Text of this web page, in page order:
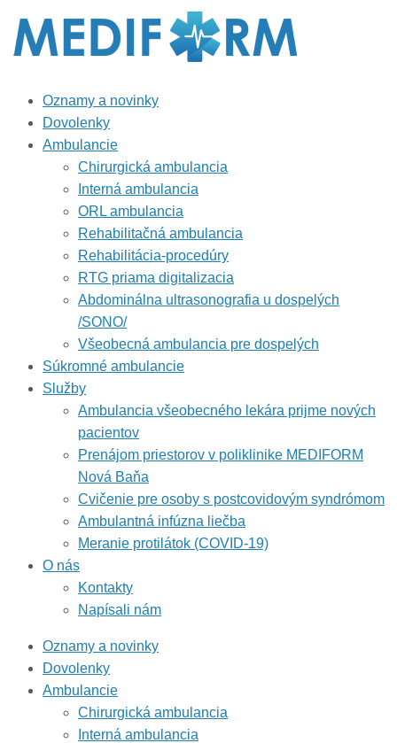
Oznamy a novinky
Dovolenky
Ambulancie
Chirurgická ambulancia
Interná ambulancia
ORL ambulancia
Rehabilitačná ambulancia
Rehabilitácia-procedúry
RTG priama digitalizacia
Abdominálna ultrasonografia u dospelých
/SONO/
Všeobecná ambulancia pre dospelých
Súkromné ambulancie
Služby
Ambulancia všeobecného lekára prijme nových
pacientov
Prenájom priestorov v poliklinike MEDIFORM
Nová Baňa
Cvičenie pre osoby s postcovidovým syndrómom
Ambulantná infúzna liečba
Meranie protilátok (COVID-19)
O nás
Kontakty
Napísali nám
Oznamy a novinky
Dovolenky
Ambulancie
Chirurgická ambulancia
Interná ambulancia